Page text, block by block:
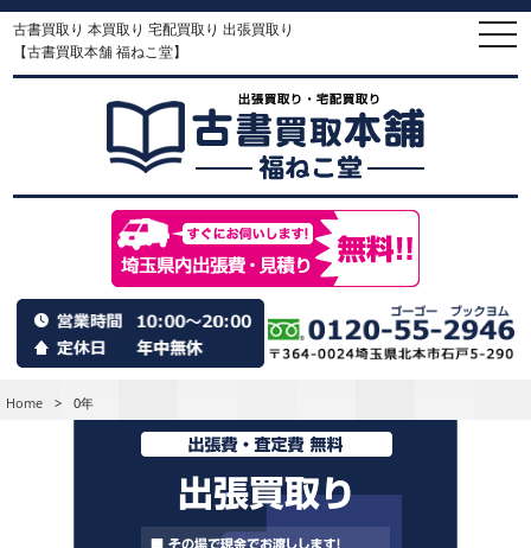
古書買取り 本買取り 宅配買取り 出張買取り
【古書買取本舗 福ねこ堂】
Home > 0年